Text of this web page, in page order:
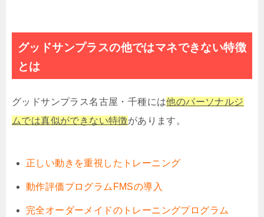
グッドサンプラスの他ではマネできない特徴
とは
グッドサンプラス名古屋・千種には他のパーソナルジ
ムでは真似ができない特徴があります。
正しい動きを重視したトレーニング
動作評価プログラムFMSの導入
完全オーダーメイドのトレーニングプログラム